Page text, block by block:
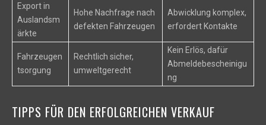
Export in
Auslandsm
ärkte
Hohe Nachfrage nach
defekten Fahrzeugen
Abwicklung komplex,
erfordert Kontakte
Fahrzeugen
tsorgung
Rechtlich sicher,
umweltgerecht
Kein Erlös, dafür
Abmeldebescheinigu
ng
TIPPS FÜR DEN ERFOLGREICHEN VERKAUF